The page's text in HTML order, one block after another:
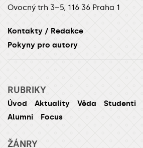
Ovocný trh 3–5, 116 36 Praha 1
Kontakty / Redakce
Pokyny pro autory
RUBRIKY
Úvod Aktuality Věda Studenti
Alumni
Focus
ŽÁNRY